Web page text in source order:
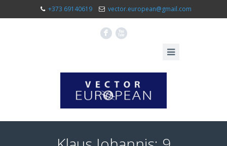
+373 69140619 vector.european@gmail.com
F X